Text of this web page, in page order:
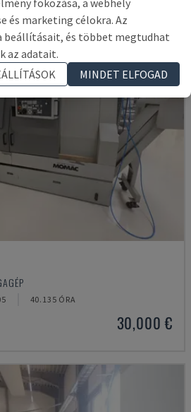
40.135 ÓRA
30,000 €
és marketing célokra. Az
beállításait, és többet megtudhat
az adatait.
MINDET ELFOGAD